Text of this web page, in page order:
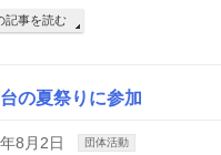
記事を読む
の夏祭りに参加
8月2日 団体活動